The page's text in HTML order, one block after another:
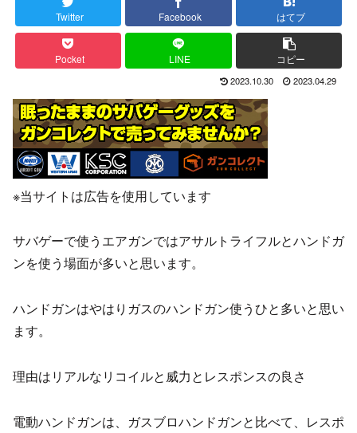
Twitter Facebook はてブ
Pocket LINE コピー
2023.10.30 2023.04.29
※当サイトは広告を使用しています
サバゲーで使うエアガンではアサルトライフルとハンドガ
ンを使う場面が多いと思います。
ハンドガンはやはりガスのハンドガン使うひと多いと思い
ます。
理由はリアルなリコイルと威力とレスポンスの良さ
電動ハンドガンは、ガスブロハンドガンと比べて、レスポ